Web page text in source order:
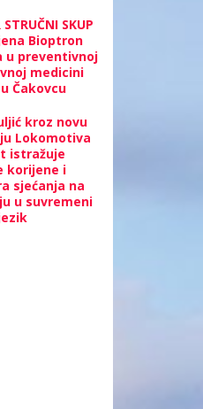
STRUČNI SKUP
Bioptron
u preventivnoj
medicini
Čakovcu
kroz novu
Lokomotiva
istražuje
korijene i
sjećanja na
u suvremeni